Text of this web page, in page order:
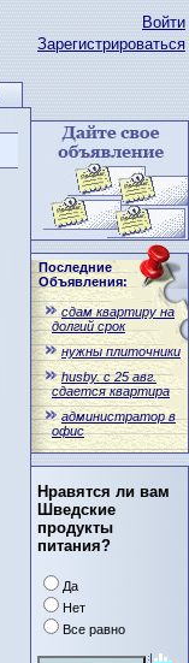
Войти
Зарегистрироваться
Последние
Объявления:
сдам квартиру на
долгий срок
нужны плиточники
husby. с 25 авг.
сдается квартира
администратор в
офис
Нравятся ли вам
Шведские
продукты
питания?
Да
Нет
Все равно